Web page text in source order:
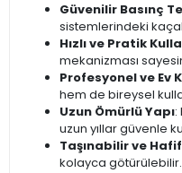
Güvenilir Basınç
sistemlerindeki
Hızlı ve Pratik
mekanizması
Profesyonel ve Ev
hem de bireysel
Uzun Ömürlü Yapı:
uzun yıllar güvenle
Taşınabilir ve Hafif
kolayca götürülebilir.